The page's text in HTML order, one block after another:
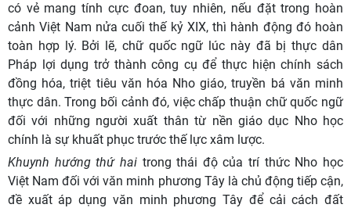
có vẻ mang tính cực đoan, tuy nhiên, nếu đặt trong hoàn
cảnh Việt Nam nửa cuối thế kỷ XIX, thì hành động đó hoàn
toàn hợp lý. Bởi lẽ, chữ quốc ngữ lúc này đã bị thực dân
Pháp lợi dụng trở thành công cụ để thực hiện chính sách
đồng hóa, triệt tiêu văn hóa Nho giáo, truyền bá văn minh
thực dân. Trong bối cảnh đó, việc chấp thuận chữ quốc ngữ
đối với những người xuất thân từ nền giáo dục Nho học
chính là sự khuất phục trước thế lực xâm lược.
Khuynh hướng thứ hai trong thái độ của trí thức Nho học
Việt Nam đối với văn minh phương Tây là chủ động tiếp cận,
đề xuất áp dụng văn minh phương Tây để cải cách đất